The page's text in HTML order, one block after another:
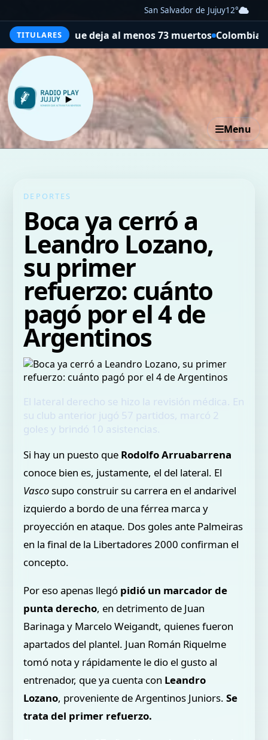
San Salvador de Jujuy12°
TITULARES
deja al menos 73 muertos Colombia: en pleno
Menu
DEPORTES
Boca ya cerró a
Leandro Lozano,
su primer
refuerzo: cuánto
pagó por el 4 de
Argentinos
El lateral derecho se hizo la revisión médica. En
su club anterior jugó 57 partidos, marcó 2
goles y brindó 10 asistencias.
Si hay un puesto que Rodolfo Arruabarrena
conoce bien es, justamente, el del lateral. El
Vascosupo construir su carrera en el andarivel
izquierdo a bordo de una férrea marca y
proyección en ataque. Dos goles ante Palmeiras
en la final de la Libertadores 2000 confirman el
concepto.
Por eso apenas llegó pidió un marcador de
punta derecho, en detrimento de Juan
Barinaga y Marcelo Weigandt, quienes fueron
apartados del plantel. Juan Román Riquelme
tomó nota y rápidamente le dio el gusto al
entrenador, que ya cuenta con Leandro
Lozano, proveniente de Argentinos Juniors. Se
trata del primer refuerzo.